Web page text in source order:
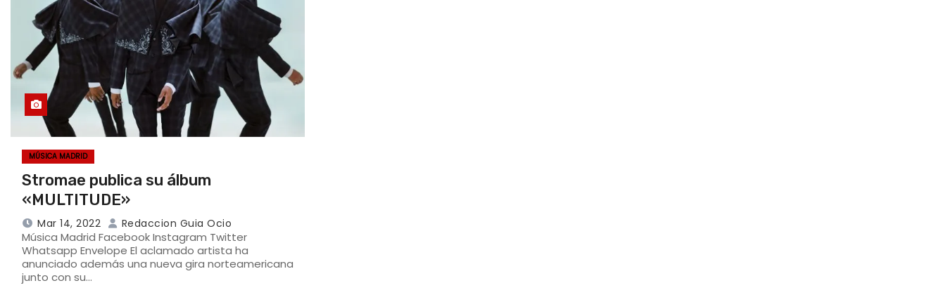
MÚSICA MADRID
Stromae publica su álbum
«MULTITUDE»
Mar 14, 2022 Redaccion Guia Ocio
Música Madrid Facebook Instagram Twitter
Whatsapp Envelope El aclamado artista ha
anunciado además una nueva gira norteamericana
junto con su…